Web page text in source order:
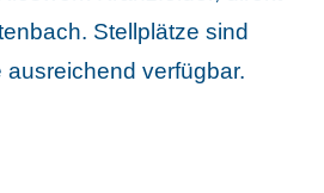
Stellplätze sind
ausreichend verfügbar.